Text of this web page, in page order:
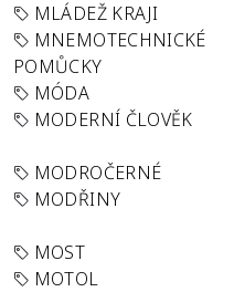
MLÁDEŽ KRAJI
MNEMOTECHNICKÉ
POMŮCKY
MÓDA
MODERNÍ ČLOVĚK
MODROČERNÉ
MODŘINY
MOST
MOTOL